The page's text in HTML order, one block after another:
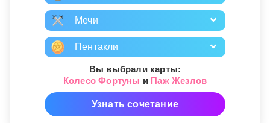
Мечи
Пентакли
Вы выбрали карты:
Колесо Фортуны и Паж Жезлов
Узнать сочетание